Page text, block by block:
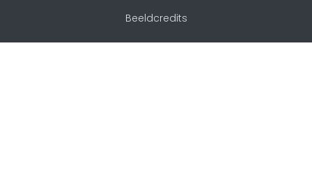
Beeldcredits